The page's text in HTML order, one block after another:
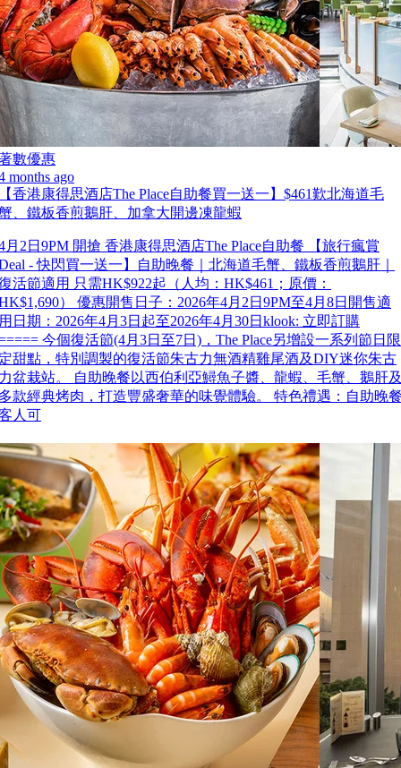
數優惠
months ago
香港康得思酒店The Place自助餐買一送一】$461歎北海道毛
、鐵板香煎鵝肝、加拿大開邊凍龍蝦
月2日9PM 開搶 香港康得思酒店The Place自助餐 【旅行瘋賞
- 快閃買一送一】自助晚餐｜北海道毛蟹、鐵板香煎鵝肝｜
活節適用 只需HK$922起（人均：HK$461；原價：
） 優惠開售日子：2026年4月2日9PM至4月8日開售適
日期：2026年4月3日起至2026年4月30日klook: 立即訂購
今個復活節(4月3日至7日)，The Place另增設一系列節日限
甜點，特別調製的復活節朱古力無酒精雞尾酒及DIY迷你朱古
盆栽站。 自助晚餐以西伯利亞鱘魚子醬、龍蝦、毛蟹、鵝肝
款經典烤肉，打造豐盛奢華的味覺體驗。 特色禮遇：自助晚
人可